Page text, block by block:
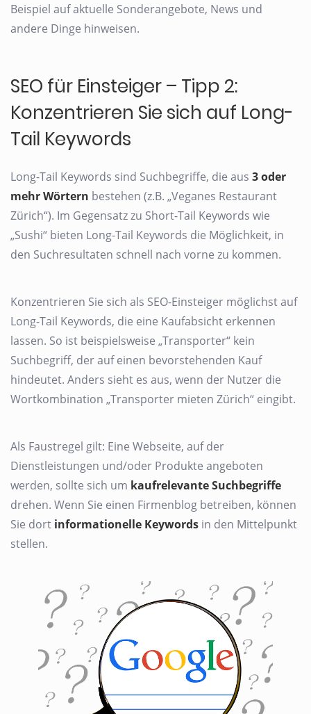
Beispiel auf aktuelle Sonderangebote, News und
andere Dinge hinweisen.
SEO für Einsteiger – Tipp 2:
Konzentrieren Sie sich auf Long-
Tail Keywords
Long-Tail Keywords sind Suchbegriffe, die aus 3 oder
mehr Wörtern bestehen (z.B. „Veganes Restaurant
Zürich“). Im Gegensatz zu Short-Tail Keywords wie
„Sushi“ bieten Long-Tail Keywords die Möglichkeit, in
den Suchresultaten schnell nach vorne zu kommen.
Konzentrieren Sie sich als SEO-Einsteiger möglichst auf
Long-Tail Keywords, die eine Kaufabsicht erkennen
lassen. So ist beispielsweise „Transporter“ kein
Suchbegriff, der auf einen bevorstehenden Kauf
hindeutet. Anders sieht es aus, wenn der Nutzer die
Wortkombination „Transporter mieten Zürich“ eingibt.
Als Faustregel gilt: Eine Webseite, auf der
Dienstleistungen und/oder Produkte angeboten
werden, sollte sich um kaufrelevante Suchbegriffe
drehen. Wenn Sie einen Firmenblog betreiben, können
Sie dort informationelle Keywords in den Mittelpunkt
stellen.